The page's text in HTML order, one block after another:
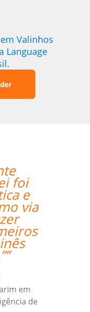
Valinhos
Language
has
it's a
for
Janeiro